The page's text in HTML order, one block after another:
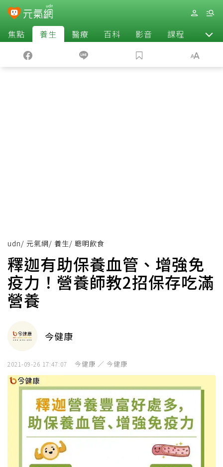
焦點 養生 醫療 百科 影音 課程 退休
udn/ 元氣網/ 養生/ 聰明飲食
釋迦有助保養血管、增強免
疫力！營養師教2招保存吃滿
營養
今健康
2021-09-26 17:47:07 今健康 ／ 今健康